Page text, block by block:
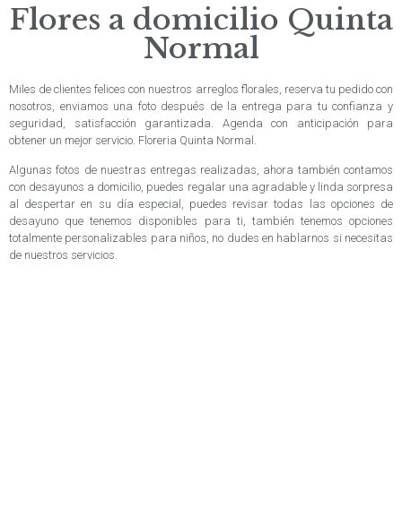
Flores a domicilio Quinta
Normal
Miles de clientes felices con nuestros arreglos florales, reserva tu pedido con
nosotros, enviamos una foto después de la entrega para tu confianza y
seguridad, satisfacción garantizada. Agenda con anticipación para
obtener un mejor servicio. Floreria Quinta Normal.
Algunas fotos de nuestras entregas realizadas, ahora también contamos
con desayunos a domicilio, puedes regalar una agradable y linda sorpresa
al despertar en su día especial, puedes revisar todas las opciones de
desayuno que tenemos disponibles para ti, también tenemos opciones
totalmente personalizables para niños, no dudes en hablarnos si necesitas
de nuestros servicios.